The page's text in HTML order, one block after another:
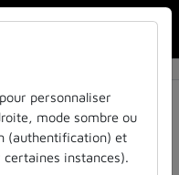
:
confs-a-ecouter
personnaliser
mode sombre ou
(authentification) et
instances).